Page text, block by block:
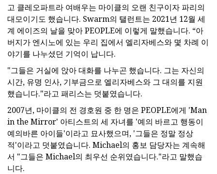
고 클레오파트라 여배우는 마이클의 오랜 친구이자 파리의
대모이기도 했습니다. Swarm의 탤런트는 2021년 12월 세
계 에이즈의 날을 맞아 PEOPLE에 이렇게 말했습니다. “아
버지가 엔시노에 있는 우리 집에서 엘리자베스와 몇 차례 이
야기를 나누셨던 기억이 납니다.
"그들은 거실에 앉아 대화를 나누곤 했습니다. 그는 자신의
시간, 유명 인사, 기부금으로 엘리자베스와 그 대의를 지원
했습니다."라고 패리스는 덧붙였습니다.
2007년, 마이클의 전 경호원 중 한 명은 PEOPLE에게 'Man
in the Mirror' 아티스트의 세 자녀를 '예의 바르고 행동이
예의바른 아이들'이라고 묘사했으며, '그들은 정말 정상
적'이라고 덧붙였습니다. Michael의 홍보 담당자는 계속해
서 "그들은 Michael의 최우선 순위였습니다."라고 말했습
니다.